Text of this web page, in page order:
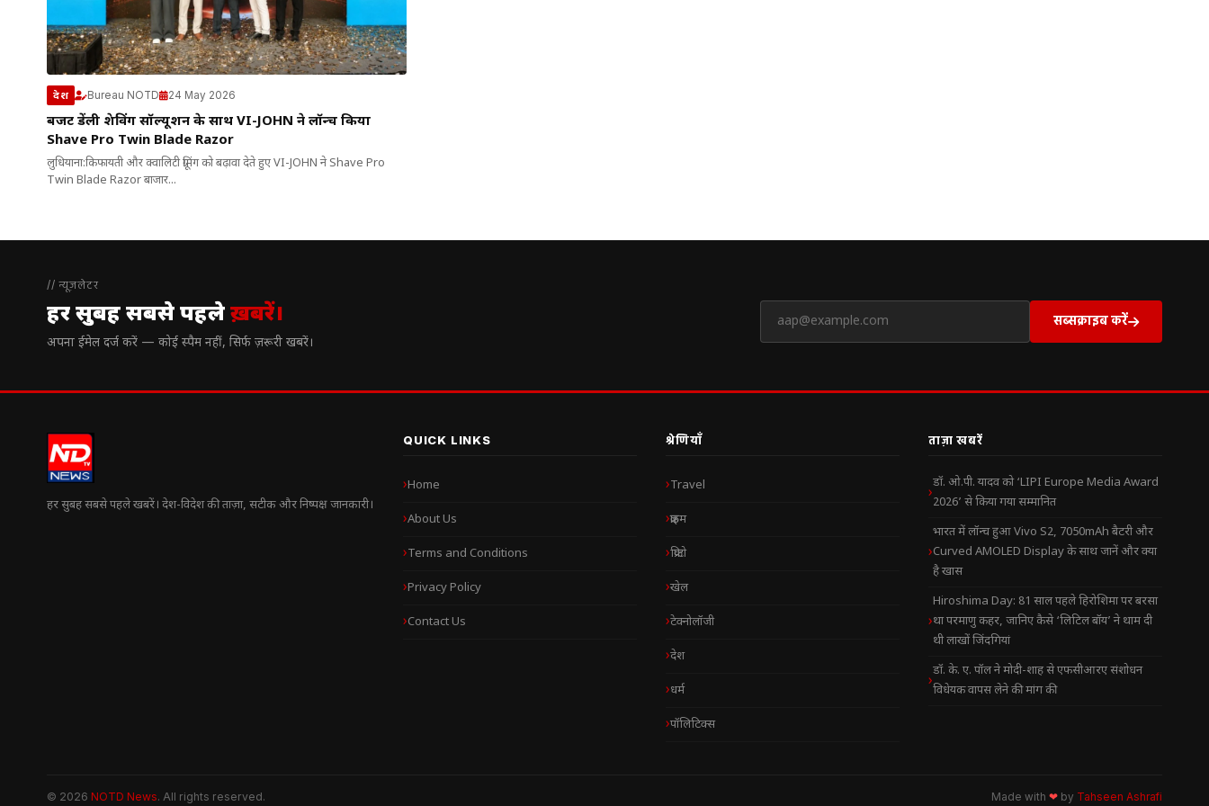
देश Bureau NOTD 24 May 2026
बजट फ्रेंडली शेविंग सॉल्यूशन के साथ VI-JOHN ने लॉन्च किया
Shave Pro Twin Blade Razor
लुधियाना:किफायती और क्वालिटी ग्रूमिंग को बढ़ावा देते हुए VI-JOHN ने Shave Pro
Twin Blade Razor बाजार...
// न्यूज़लेटर
हर सुबह सबसे पहलेख़बरें।
अपना ईमेल दर्ज करें — कोई स्पैम नहीं, सिर्फ ज़रूरी खबरें।
सब्सक्राइब करें
हर सुबह सबसे पहले खबरें। देश-विदेश की ताज़ा, सटीक और निष्पक्ष जानकारी।
QUICK LINKS
Home
About Us
Terms and Conditions
Privacy Policy
Contact Us
श्रेणियाँ
Travel
क्राइम
क्रिप्टो
खेल
टेक्नोलॉजी
देश
धर्म
पॉलिटिक्स
ताज़ा खबरें
डॉ. ओ.पी. यादव को ‘LIPI Europe Media Award
2026’ से किया गया सम्मानित
भारत में लॉन्च हुआ Vivo S2, 7050mAh बैटरी और
Curved AMOLED Display के साथ जानें और क्या
है खास
Hiroshima Day: 81 साल पहले हिरोशिमा पर बरसा
था परमाणु कहर, जानिए कैसे ‘लिटिल बॉय’ ने थाम दी
थी लाखों जिंदगियां
डॉ. के. ए. पॉल ने मोदी-शाह से एफसीआरए संशोधन
विधेयक वापस लेने की मांग की
© 2026 NOTD News. All rights reserved. Made with ❤ by Tahseen Ashrafi